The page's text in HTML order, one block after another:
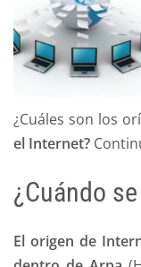
¿Cuáles son los
el Internet?
¿Cuándo
El origen de